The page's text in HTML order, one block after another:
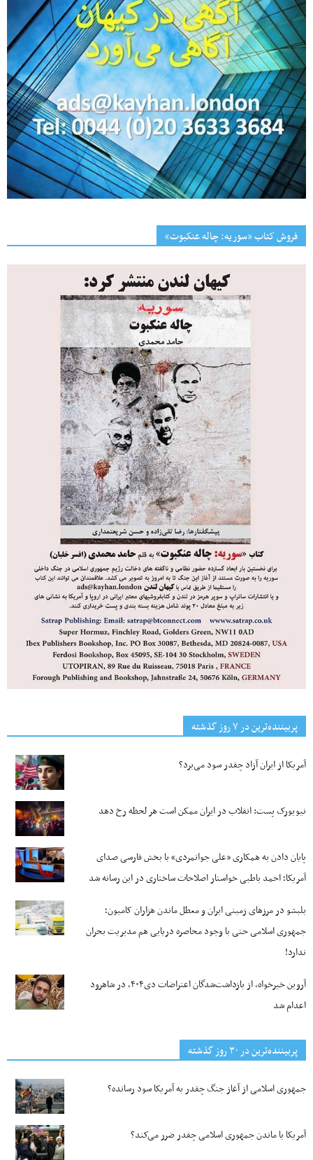
فروش کتاب «سوریه: چاله عنکبوت»
پربیننده‌ترین‌ در ۷ روز گذشته
آمریکا از ایران آزاد چقدر سود می‌برد؟
نیویورک پست: انقلاب در ایران ممکن است هر لحظه رخ دهد
پایان دادن به همکاری «علی جوانمردی» با بخش فارسی صدای
آمریکا؛ احمد باطبی خواستار اصلاحات ساختاری در این رسانه شد
بلبشو در مرزهای زمینی ایران و معطل ماندن هزاران کامیون؛
جمهوری اسلامی حتی با وجود محاصره دریایی هم مدیریت بحران
ندارد!
آروین خیرخواه، از بازداشت‌شدگان اعتراضات دی۴۰۴، در شاهرود
اعدام شد
پربیننده‌ترین‌ در ۳۰ روز گذشته
جمهوری اسلامی از آغاز جنگ چقدر به آمریکا سود رسانده؟
آمریکا با ماندن جمهوری اسلامی چقدر ضرر می‌کند؟